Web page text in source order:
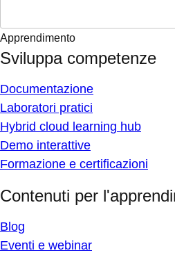
Apprendimento
Sviluppa competenze
Documentazione
Laboratori pratici
Hybrid cloud learning hub
Demo interattive
Formazione e certificazioni
Contenuti per
Blog
Eventi e webinar